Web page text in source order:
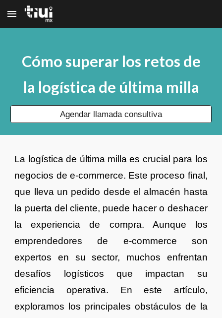
Skip to main content
Cómo superar los retos de
la logística de última milla
Agendar llamada consultiva
La logística de última milla es crucial para los
negocios de e-commerce. Este proceso final,
que lleva un pedido desde el almacén hasta
la puerta del cliente, puede hacer o deshacer
la experiencia de compra. Aunque los
emprendedores de e-commerce son
expertos en su sector, muchos enfrentan
desafíos logísticos que impactan su
eficiencia operativa. En este artículo,
exploramos los principales obstáculos de la